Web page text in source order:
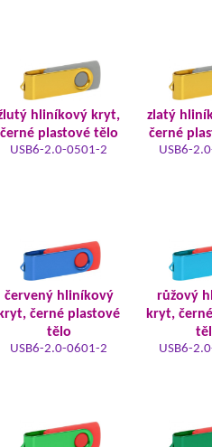
hliníkový kryt,
černé plastové tělo
USB6-2.0-0501-2
zlatý
černé
USB6-
červený hliníkový
kryt, černé plastové
tělo
USB6-2.0-0601-2
růžový
kryt,
USB6-